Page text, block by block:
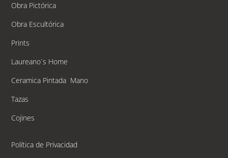
Obra Pictórica
Obra Escultórica
Prints
Laureano´s Home
Ceramica Pintada Mano
Tazas
Cojines
Política de Privacidad